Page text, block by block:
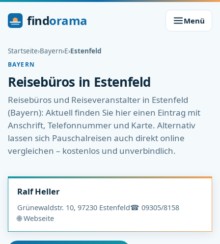
findorama Menü
Startseite›Bayern›E›Estenfeld
BAYERN
Reisebüros in Estenfeld
Reisebüros und Reiseveranstalter in Estenfeld
(Bayern): Aktuell finden Sie hier einen Eintrag mit
Anschrift, Telefonnummer und Karte. Alternativ
lassen sich Pauschalreisen auch direkt online
vergleichen – kostenlos und unverbindlich.
Ralf Heller
Grünewaldstr. 10, 97230 Estenfeld☎ 09305/8158
🌐 Webseite